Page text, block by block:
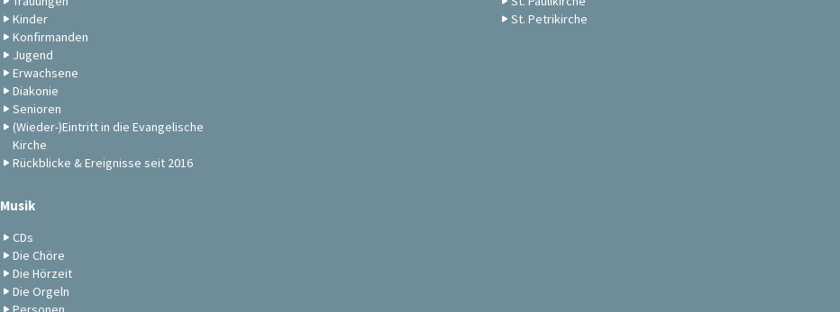
Kinder
Konfirmanden
Jugend
Erwachsene
Diakonie
Senioren
(Wieder-)Eintritt in die Evangelische
Kirche
Rückblicke & Ereignisse seit 2016
St. Petrikirche
Musik
CDs
Die Chöre
Die Hörzeit
Die Orgeln